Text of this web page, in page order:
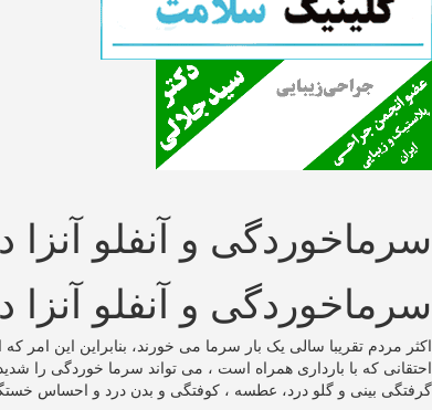
سرماخوردگی و آنفلو آنزا
سرماخوردگی و آنفلو آنزا
اکثر مردم تقریبا سالی یک بار سرما می خورند، بنابراین این
احتقانی که با بارداری همراه است ، می تواند سرما خوردگی را
گرفتگی بینی و گلو درد، عطسه ، کوفتگی و بدن درد و احساس